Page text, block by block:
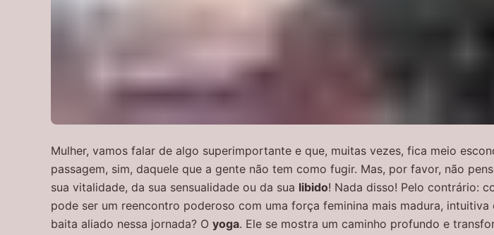
Mulher, vamos falar de algo superimportante e que, muitas vezes, fica meio
passagem, sim, daquele que a gente não tem como fugir. Mas, por favor, não
sua vitalidade, da sua sensualidade ou da sua libido! Nada disso! Pelo contrário:
pode ser um reencontro poderoso com uma força feminina mais madura,
baita aliado nessa jornada? O yoga. Ele se mostra um caminho profundo e